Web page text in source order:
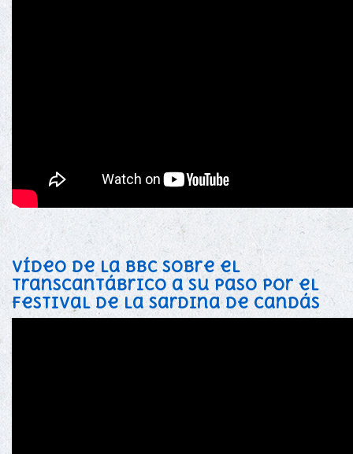
Vídeo de la BBC sobre el
transcantábrico a su paso por el
festival de la sardina de Candás